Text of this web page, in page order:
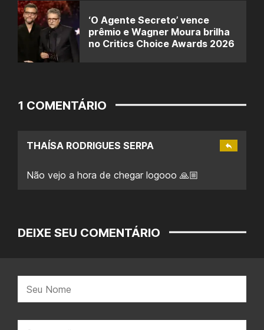
‘O Agente Secreto’ vence
prêmio e Wagner Moura brilha
no Critics Choice Awards 2026
1 COMENTÁRIO
THAÍSA RODRIGUES SERPA
Não vejo a hora de chegar logooo 🙏🏼
DEIXE SEU COMENTÁRIO